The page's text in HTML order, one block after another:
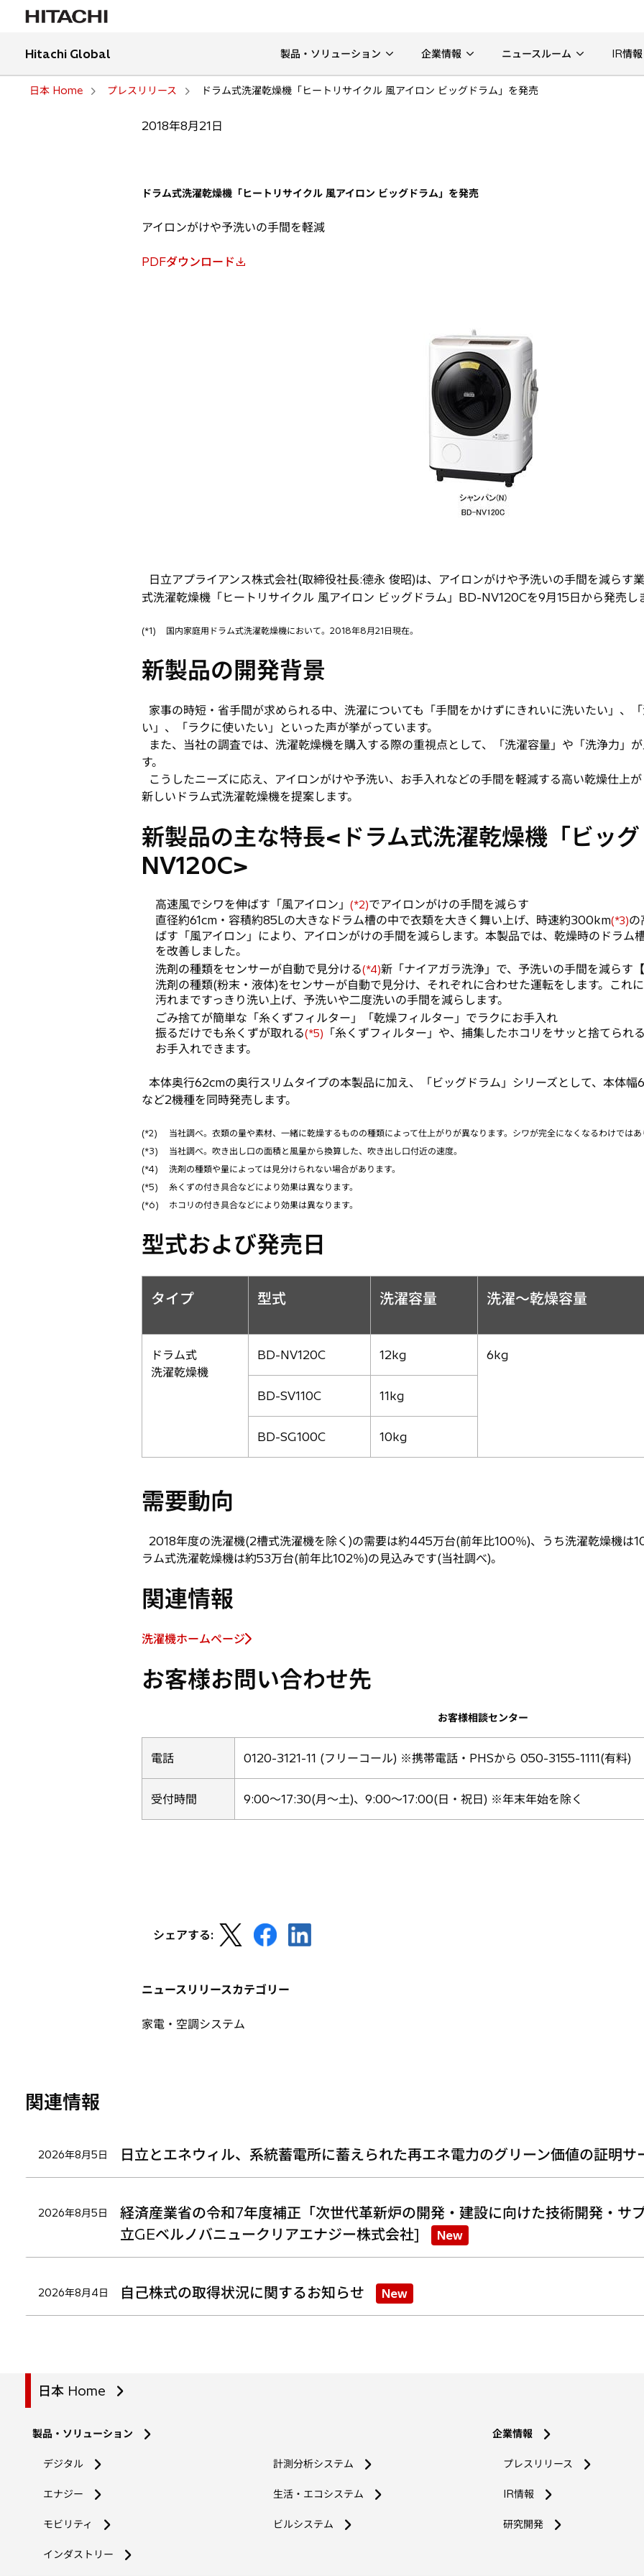
Hitachi Global 製品・ソリューション 企業情報 ニュースルーム IR情報
日本 Home プレスリリース ドラム式洗濯乾燥機「ヒートリサイクル 風アイロン ビッグドラム」を発売
2018年8月21日
ドラム式洗濯乾燥機「ヒートリサイクル 風アイロン ビッグドラム」を発売
アイロンがけや予洗いの手間を軽減
PDFダウンロード
新
日立アプライアンス株式会社(取締役社長:德永 俊昭)は、アイロンがけや予洗いの手間を減らす
式洗濯乾燥機「ヒートリサイクル 風アイロン ビッグドラム」BD-NV120Cを9月15日から発売し
(*1) 国内家庭用ドラム式洗濯乾燥機において。2018年8月21日現在。
新製品の開発背景
家事の時短・省手間が求められる中、洗濯についても「手間をかけずにきれいに洗いたい」、
い」、「ラクに使いたい」といった声が挙がっています。
また、当社の調査では、洗濯乾燥機を購入する際の重視点として、「洗濯容量」や「洗浄力」
す。
こうしたニーズに応え、アイロンがけや予洗い、お手入れなどの手間を軽減する高い乾燥仕上
新しいドラム式洗濯乾燥機を提案します。
新製品の主な特長<ドラム式洗濯乾燥機「ビッ
NV120C>
高速風でシワを伸ばす「風アイロン」 (*2)でアイロンがけの手間を減らす
直径約61cm・容積約85Lの大きなドラム槽の中で衣類を大きく舞い上げ、時速約300km(*3)の
ばす「風アイロン」により、アイロンがけの手間を減らします。本製品では、乾燥時のドラム
を改善しました。
洗剤の種類をセンサーが自動で見分ける(*4)新「ナイアガラ洗浄」で、予洗いの手間を減らす
洗剤の種類(粉末・液体)をセンサーが自動で見分け、それぞれに合わせた運転をします。これ
汚れまですっきり洗い上げ、予洗いや二度洗いの手間を減らします。
ごみ捨てが簡単な「糸くずフィルター」「乾燥フィルター」でラクにお手入れ
振るだけでも糸くずが取れる(*5)
「糸くずフィルター」や、捕集したホコリをサッと捨てられ
お手入れできます。
本体奥行62cmの奥行スリムタイプの本製品に加え、「ビッグドラム」シリーズとして、本体
など2機種を同時発売します。
(*2)
当社調べ。衣類の量や素材、一緒に乾燥するものの種類によって仕上がりが異なります。シワが完全になくなるわけでは
(*3)
当社調べ。吹き出し口の面積と風量から換算した、吹き出し口付近の速度。
(*4)
洗剤の種類や量によっては見分けられない場合があります。
(*5)
糸くずの付き具合などにより効果は異なります。
(*6)
ホコリの付き具合などにより効果は異なります。
型式および発売日
タイプ 型式 洗濯容量 洗濯〜乾燥容量
ドラム式
洗濯乾燥機
BD-NV120C 12kg 6kg
BD-SV110C 11kg
BD-SG100C 10kg
需要動向
2018年度の洗濯機(2槽式洗濯機を除く)の需要は約445万台(前年比100％)、うち洗濯乾燥機は
ラム式洗濯乾燥機は約53万台(前年比102％)の見込みです(当社調べ)。
関連情報
洗濯機ホームページ
新
い
お客様お問い合わせ先
お客様相談センター
電話 0120-3121-11 (フリーコール) ※携帯電話・PHSから 050-3155-1111(有料)
受付時間 9:00〜17:30(月〜土)、9:00〜17:00(日・祝日) ※年末年始を除く
シェアする:
し
タ
新
し
ニュースリリースカテゴリー
家電・空調システム
関連情報
2026年8月5日 日立とエネウィル、系統蓄電所に蓄えられた再エネ電力のグリーン価値の証明
2026年8月5日
経済産業省の令和7年度補正「次世代革新炉の開発・建設に向けた技術開発・サ
立GEベルノバニュークリアエナジー株式会社]
New
2026年8月4日 自己株式の取得状況に関するお知らせ New
日本 Home
製品・ソリューション
デジタル
エナジー
モビリティ
インダストリー
計測分析システム
生活・エコシステム
ビルシステム
企業情報
プレスリリース
IR情報
研究開発新